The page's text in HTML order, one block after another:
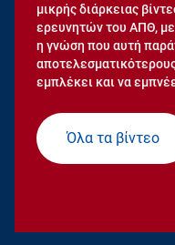
μικρής διάρκειας
ερευνητών του ΑΠΘ,
η γνώση που αυτή
εμπλέκει και να
Όλα τα βίντεο